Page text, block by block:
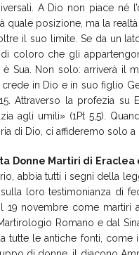
A Dio non piace né
quale posizione, ma la
il suo limite. Se da un
di coloro che gli
Sua. Non solo: arriverà il
in Dio e in suo figlio
Attraverso la profezia
agli umili» (1Pt 5,5).
di Dio, ci affideremo solo
Donne Martiri di Eraclea
abbia tutti i segni della
loro testimonianza di
novembre come martiri
Romano e dal
tutte le antiche fonti,